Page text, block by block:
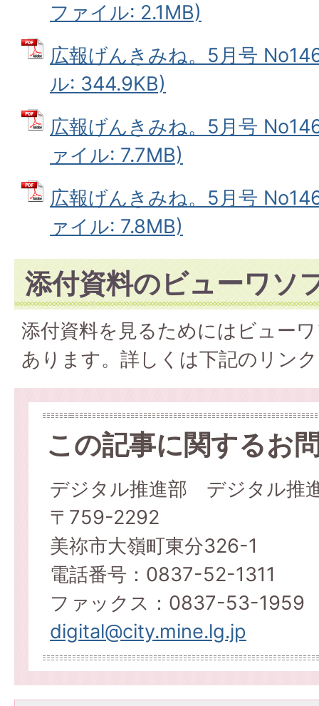
ファイル: 2.1MB)
広報げんきみね。5月号
ル: 344.9KB)
広報げんきみね。5月号
ァイル: 7.7MB)
広報げんきみね。5月号
ァイル: 7.8MB)
添付資料のビューワソ
添付資料を見るためにはビュー
あります。詳しくは下記のリン
この記事に関するお
デジタル推進部 デジタル推
〒759-2292
美祢市大嶺町東分326-1
電話番号：0837-52-1311
ファックス：0837-53-1959
digital@city.mine.lg.jp